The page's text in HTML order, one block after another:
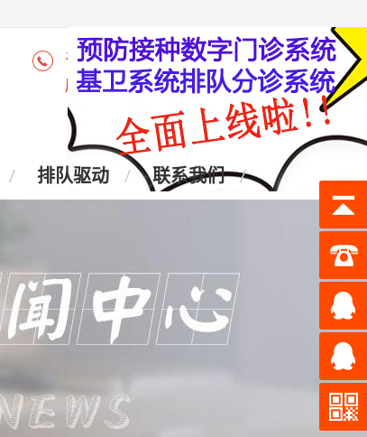
咨询热线：4006-028-965
座 机：028-87438905
排队驱动 联系我们